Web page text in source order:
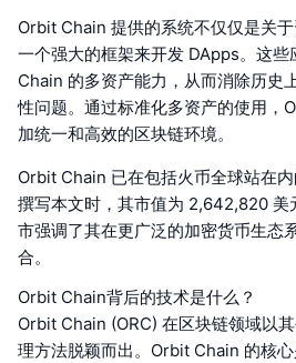
Orbit Chain 提供的系统不仅仅是关
一个强大的框架来开发 DApps。这
Chain 的多资产能力，从而消除历史
性问题。通过标准化多资产的使用，
加统一和高效的区块链环境。
Orbit Chain 已在包括火币全球站在
撰写本文时，其市值为 2,642,820 美
市强调了其在更广泛的加密货币生态
合。
Orbit Chain背后的技术是什么？
Orbit Chain (ORC) 在区块链领域以
理方法脱颖而出。Orbit Chain 的核